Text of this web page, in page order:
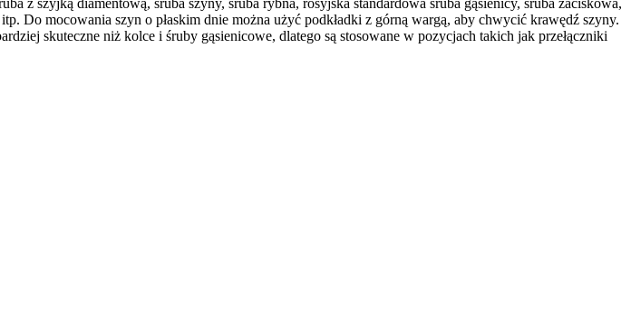
Do mocowania szyn o płaskim dnie można użyć podkładki z górną wargą, aby chwycić krawędź szyny.
skuteczne niż kolce i śruby gąsienicowe, dlatego są stosowane w pozycjach takich jak przełączniki